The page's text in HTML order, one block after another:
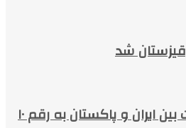
شد
افزایش حجم تجارت بین ایران و پاکستان به رقم ۱۰